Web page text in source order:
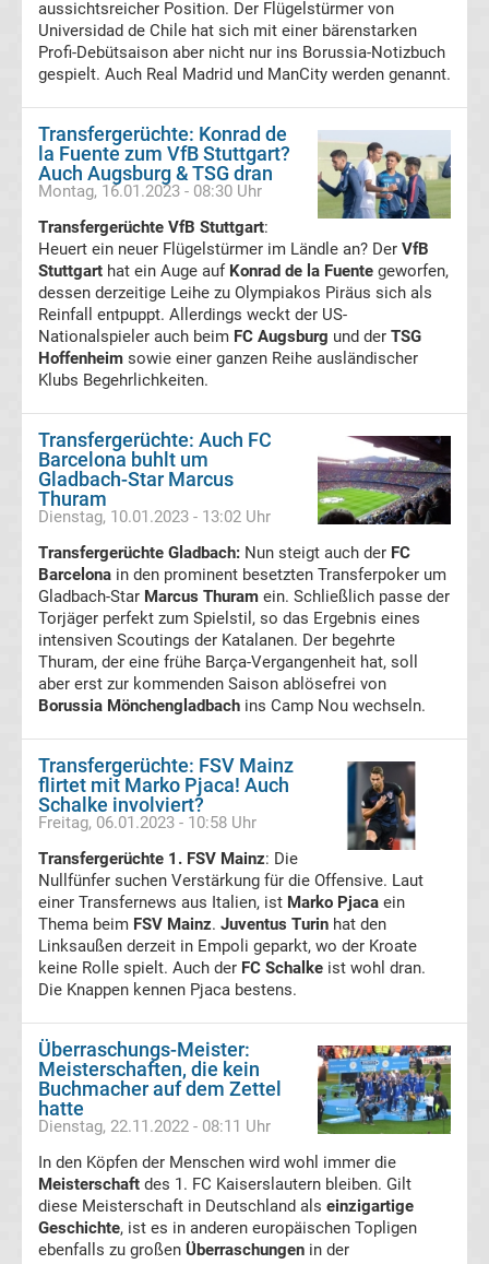
Programm
&
Infos
Telekom
Eishockey
live
im
Tabellen
Ergebnisse
International:
La
Liga
Ergebnisse
La
Liga
Tabelle
Premier
League
Erg.
League
Tabelle
Frauen
Bundesliga
aussichtsreicher Position. Der Flügelstürmer von
Universidad de Chile hat sich mit einer bärenstarken
Profi-Debütsaison aber nicht nur ins Borussia-Notizbuch
gespielt. Auch Real Madrid und ManCity werden genannt.
Transfergerüchte: Konrad de
la Fuente zum VfB Stuttgart?
Auch Augsburg & TSG dran
Montag, 16.01.2023 - 08:30 Uhr
Transfergerüchte VfB Stuttgart:
Heuert ein neuer Flügelstürmer im Ländle an? Der VfB
Stuttgart hat ein Auge auf Konrad de la Fuente geworfen,
dessen derzeitige Leihe zu Olympiakos Piräus sich als
Reinfall entpuppt. Allerdings weckt der US-
Nationalspieler auch beim FC Augsburg und der TSG
Hoffenheim sowie einer ganzen Reihe ausländischer
Klubs Begehrlichkeiten.
Transfergerüchte: Auch FC
Barcelona buhlt um
Gladbach-Star Marcus
Thuram
Dienstag, 10.01.2023 - 13:02 Uhr
Transfergerüchte Gladbach: Nun steigt auch der FC
Barcelona in den prominent besetzten Transferpoker um
Gladbach-Star Marcus Thuram ein. Schließlich passe der
Torjäger perfekt zum Spielstil, so das Ergebnis eines
intensiven Scoutings der Katalanen. Der begehrte
Thuram, der eine frühe Barça-Vergangenheit hat, soll
aber erst zur kommenden Saison ablösefrei von
Borussia Mönchengladbach ins Camp Nou wechseln.
Transfergerüchte: FSV Mainz
flirtet mit Marko Pjaca! Auch
Schalke involviert?
Freitag, 06.01.2023 - 10:58 Uhr
Transfergerüchte 1. FSV Mainz: Die
Nullfünfer suchen Verstärkung für die Offensive. Laut
einer Transfernews aus Italien, ist Marko Pjaca ein
Thema beim FSV Mainz. Juventus Turin hat den
Linksaußen derzeit in Empoli geparkt, wo der Kroate
keine Rolle spielt. Auch der FC Schalke ist wohl dran.
Die Knappen kennen Pjaca bestens.
Überraschungs-Meister:
Meisterschaften, die kein
Buchmacher auf dem Zettel
hatte
Dienstag, 22.11.2022 - 08:11 Uhr
In den Köpfen der Menschen wird wohl immer die
Meisterschaft des 1. FC Kaiserslautern bleiben. Gilt
diese Meisterschaft in Deutschland als einzigartige
Geschichte, ist es in anderen europäischen Topligen
ebenfalls zu großen Überraschungen in der